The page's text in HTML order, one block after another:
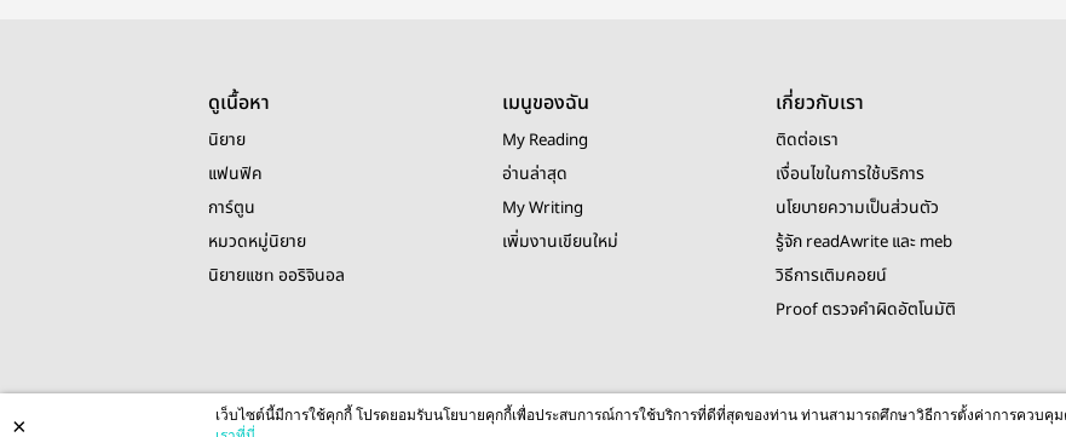
ดูเนื้อหา
นิยาย
แฟนฟิค
การ์ตูน
หมวดหมู่นิยาย
นิยายแชท ออริจินอล
เมนูของฉัน
My Reading
อ่านล่าสุด
My Writing
เพิ่มงานเขียนใหม่
เกี่ยวกับเรา
ติดต่อเรา
เงื่อนไขในการใช้บริการ
นโยบายความเป็นส่วนตัว
รู้จัก readAwrite และ meb
วิธีการเติมคอยน์
Proof ตรวจคำผิดอัตโนมัติ
© 2026 readAwrite.com by MEB Corporation Public Company Limited
This site is protected by reCAPTCHA and the Google
× เว็บไซต์นี้มีการใช้คุกกี้ โปรดยอมรับนโยบายคุกกี้เพื่อประสบการณ์การใช้บริการที่ดีที่สุดของท่าน ท่านสามารถศึกษาวิธีการตั้งค่าการควบคุ